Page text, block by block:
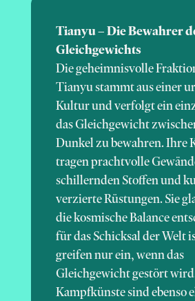
Tianyu – Die Bewahrer
Gleichgewichts
Die geheimnisvolle
Tianyu stammt aus einer
Kultur und verfolgt ein
das Gleichgewicht
Dunkel zu bewahren. Ihre
tragen prachtvolle
schillernden Stoffen und
verzierte Rüstungen. Sie
die kosmische Balance
für das Schicksal der Welt
greifen nur ein, wenn das
Gleichgewicht gestört
Kampfkünste sind ebenso